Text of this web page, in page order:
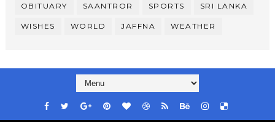
OBITUARY SAANTROR SPORTS SRI LANKA
WISHES WORLD JAFFNA WEATHER